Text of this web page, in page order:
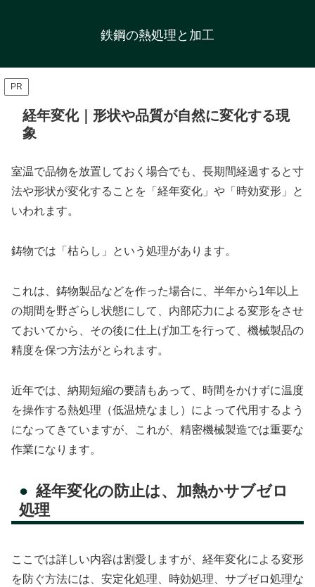
鉄鋼の熱処理と加工
PR
経年変化｜形状や品質が自然に変化する現
象
室温で品物を放置しておく場合でも、長期間経過すると寸
法や形状が変化することを「経年変化」や「時効変形」と
いわれます。
鋳物では「枯らし」という処理があります。
これは、鋳物製品などを作った場合に、半年から1年以上
の期間を野ざらし状態にして、内部応力による変形をさせ
ておいてから、その後に仕上げ加工を行って、機械製品の
精度を保つ方法がとられます。
近年では、納期短縮の要請もあって、時間をかけずに温度
を操作する熱処理（低温焼なまし）によって代用するよう
になってきていますが、これが、精密機械製造では重要な
作業になります。
経年変化の防止は、加熱かサブゼロ
処理
ここでは詳しい内容は割愛しますが、経年変化による変形
を防ぐ方法には、安定化処理、時効処理、サブゼロ処理な